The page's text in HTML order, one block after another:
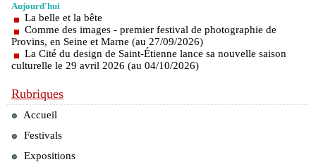
Aujourd'hui
La belle et la bête
Comme des images - premier festival de photographie de
Provins, en Seine et Marne (au 27/09/2026)
La Cité du design de Saint-Étienne lance sa nouvelle saison
culturelle le 29 avril 2026 (au 04/10/2026)
Rubriques
Accueil
Festivals
Expositions